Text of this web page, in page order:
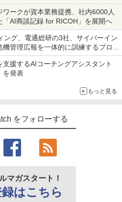
ワークが資本業務提携、社内6000人
AI商談記録 for RICOH」を展開へ
ング、電通総研の3社、サイバーイン
管理広報を一体的に訓練するプログ
援するAIコーチングアシスタント
を発表
もっと見る
をフォローする
マガスタート！
はこちら